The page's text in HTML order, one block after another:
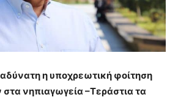
αδύνατη η υποχρεωτική φοίτηση
στα νηπιαγωγεία –Τεράστια τα